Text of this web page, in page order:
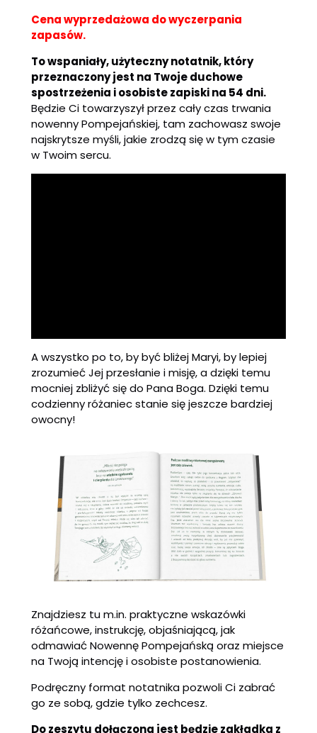
Cena wyprzedażowa do wyczerpania
zapasów.
To wspaniały, użyteczny notatnik, który
przeznaczony jest na Twoje duchowe
spostrzeżenia i osobiste zapiski na 54 dni.
Będzie Ci towarzyszył przez cały czas trwania
nowenny Pompejańskiej, tam zachowasz swoje
najskrytsze myśli, jakie zrodzą się w tym czasie
w Twoim sercu.
A wszystko po to, by być bliżej Maryi, by lepiej
zrozumieć Jej przesłanie i misję, a dzięki temu
mocniej zbliżyć się do Pana Boga. Dzięki temu
codzienny różaniec stanie się jeszcze bardziej
owocny!
Znajdziesz tu m.in. praktyczne wskazówki
różańcowe, instrukcję, objaśniającą, jak
odmawiać Nowennę Pompejańską oraz miejsce
na Twoją intencję i osobiste postanowienia.
Podręczny format notatnika pozwoli Ci zabrać
go ze sobą, gdzie tylko zechcesz.
Do zeszytu dołączona jest będzie zakładka z